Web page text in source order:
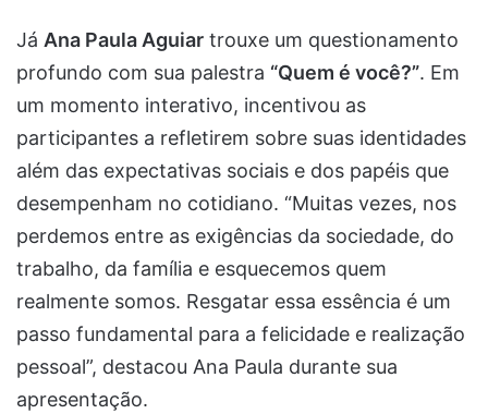
Já Ana Paula Aguiar trouxe um questionamento
profundo com sua palestra “Quem é você?”. Em
um momento interativo, incentivou as
participantes a refletirem sobre suas identidades
além das expectativas sociais e dos papéis que
desempenham no cotidiano. “Muitas vezes, nos
perdemos entre as exigências da sociedade, do
trabalho, da família e esquecemos quem
realmente somos. Resgatar essa essência é um
passo fundamental para a felicidade e realização
pessoal”, destacou Ana Paula durante sua
apresentação.